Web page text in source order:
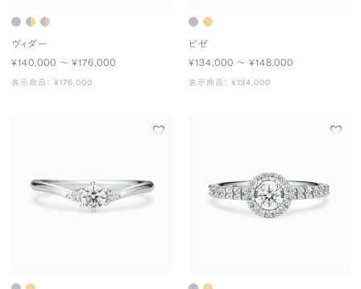
ヴィダー
¥140,000 〜 ¥176,000
表示商品： ¥176,000
ビゼ
¥134,000 〜 ¥148,000
表示商品： ¥134,000